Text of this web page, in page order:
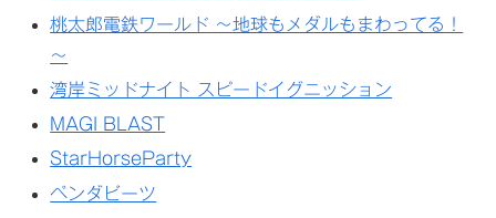
桃太郎電鉄ワールド ～地球もメダルもまわってる！
～
湾岸ミッドナイト スピードイグニッション
MAGI BLAST
StarHorseParty
ペンダビーツ